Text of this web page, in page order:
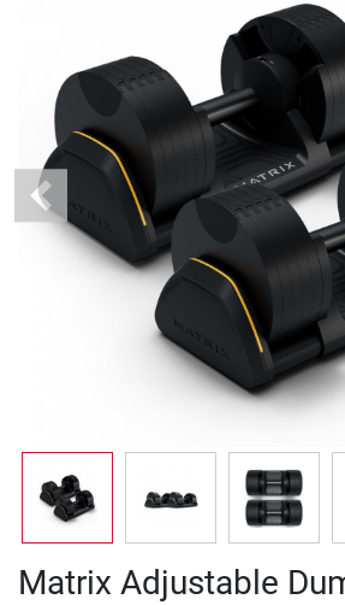
Previous
Matrix Adjustable